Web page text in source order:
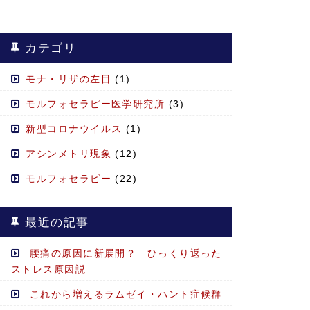
カテゴリ
モナ・リザの左目 (1)
モルフォセラピー医学研究所 (3)
新型コロナウイルス (1)
アシンメトリ現象 (12)
モルフォセラピー (22)
最近の記事
腰痛の原因に新展開？ ひっくり返った
ストレス原因説
これから増えるラムゼイ・ハント症候群